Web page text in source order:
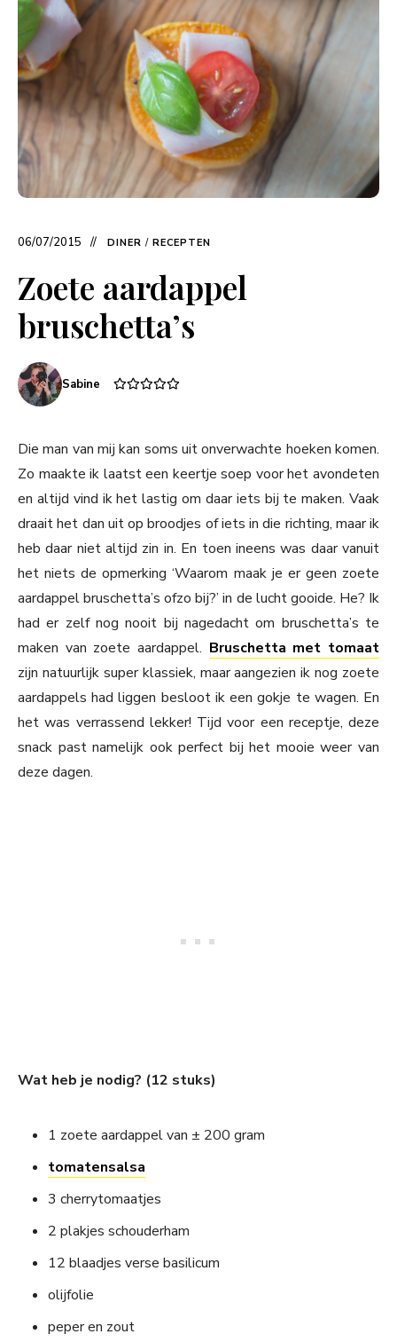
06/07/2015 DINER / RECEPTEN
Zoete aardappel
bruschetta’s
Sabine
Die man van mij kan soms uit onverwachte hoeken komen.
Zo maakte ik laatst een keertje soep voor het avondeten
en altijd vind ik het lastig om daar iets bij te maken. Vaak
draait het dan uit op broodjes of iets in die richting, maar ik
heb daar niet altijd zin in. En toen ineens was daar vanuit
het niets de opmerking ‘Waarom maak je er geen zoete
aardappel bruschetta’s ofzo bij?’ in de lucht gooide. He? Ik
had er zelf nog nooit bij nagedacht om bruschetta’s te
maken van zoete aardappel. Bruschetta met tomaat
zijn natuurlijk super klassiek, maar aangezien ik nog zoete
aardappels had liggen besloot ik een gokje te wagen. En
het was verrassend lekker! Tijd voor een receptje, deze
snack past namelijk ook perfect bij het mooie weer van
deze dagen.
Wat heb je nodig? (12 stuks)
1 zoete aardappel van ± 200 gram
tomatensalsa
3 cherrytomaatjes
2 plakjes schouderham
12 blaadjes verse basilicum
olijfolie
peper en zout